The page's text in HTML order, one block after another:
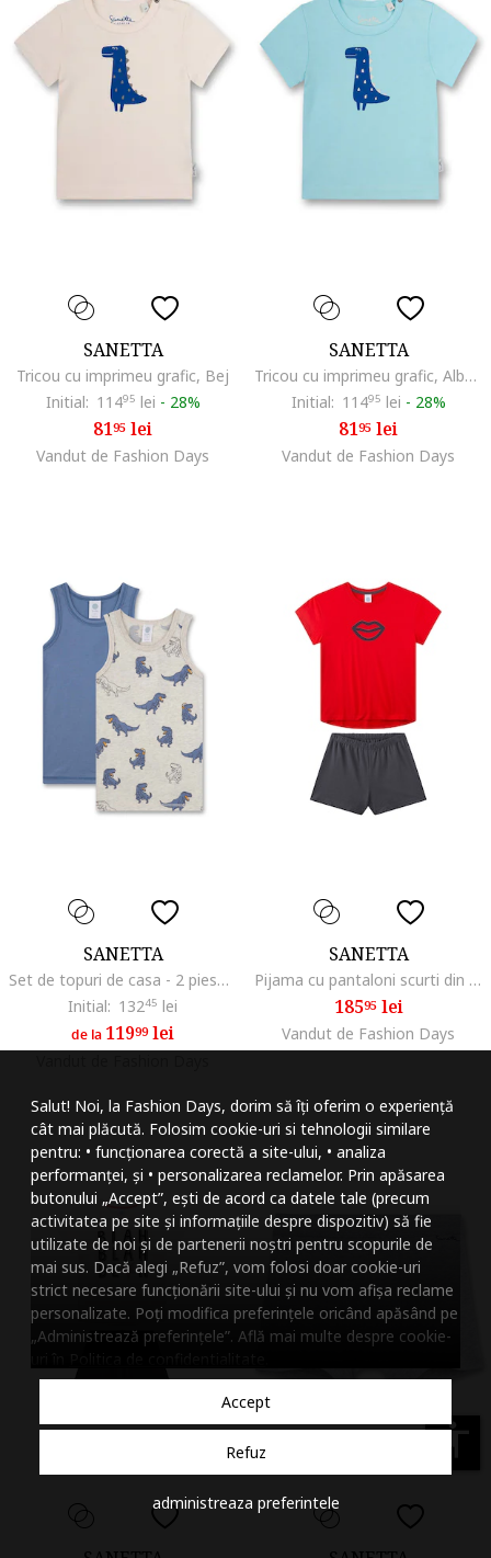
Salut! Noi, la Fashion Days, dorim să îți oferim o experiență
cât mai plăcută. Folosim cookie-uri si tehnologii similare
pentru: • funcționarea corectă a site-ului, • analiza
performanței, și • personalizarea reclamelor. Prin apăsarea
butonului „Accept”, ești de acord ca datele tale (precum
activitatea pe site și informațiile despre dispozitiv) să fie
utilizate de noi și de partenerii noștri pentru scopurile de
mai sus. Dacă alegi „Refuz”, vom folosi doar cookie-uri
strict necesare funcționării site-ului și nu vom afișa reclame
personalizate. Poți modifica preferințele oricând apăsând pe
„Administrează preferințele”. Află mai multe despre cookie-
Accept
Refuz
administreaza preferintele
SANETTA
Tricou cu imprimeu grafic, Bej
Initial: 11495 lei - 28%
8195 lei
Vandut de Fashion Days
SANETTA
Tricou cu imprimeu grafic, Albastru
Initial: 11495 lei - 28%
8195 lei
Vandut de Fashion Days
SANETTA
Set de topuri de casa - 2 piese, Bej/Albastru
Initial: 13245 lei
de la 11999lei
SANETTA
Pijama cu pantaloni scurti din bumbac Kiss, Rosu/Negru
18595lei
Vandut de Fashion Days
accessibility
Micsoreaza
Mareste spatierea
Micsoreaza
Mareste inaltimea
Micsoreaza
Inverseaza culorile
Nuante de gri
Cursor mare
Subliniaza link-urile
Dezactiveaza